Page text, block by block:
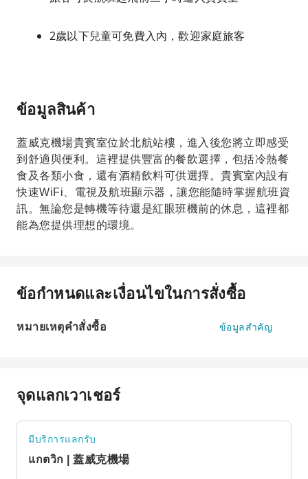
2歲以下兒童可免費入內，歡迎家庭旅客
ข้อมูลสินค้า
蓋威克機場貴賓室位於北航站樓，進入後您將立即感受
到舒適與便利。這裡提供豐富的餐飲選擇，包括冷熱餐
食及各類小食，還有酒精飲料可供選擇。貴賓室內設有
快速WiFi、電視及航班顯示器，讓您能隨時掌握航班資
訊。無論您是轉機等待還是紅眼班機前的休息，這裡都
能為您提供理想的環境。
ข้อกำหนดและเงื่อนไขในการสั่งซื้อ
หมายเหตุคำสั่งซื้อ ข้อมูลสำคัญ
จุดแลกเวาเชอร์
มีบริการแลกรับ
แกตวิก | 蓋威克機場